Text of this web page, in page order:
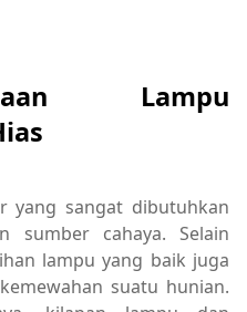
Lampu
yang sangat dibutuhkan
sumber cahaya. Selain
lampu yang baik juga
suatu hunian.